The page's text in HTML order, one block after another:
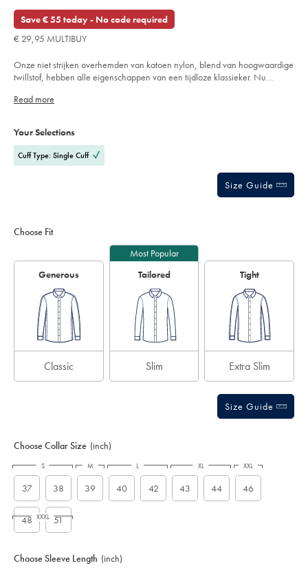
overhemd-
met-
ruitpatroon-
-
sourceCode=eurdefault
€
84,95
29,95
Save € 55 today - No code required
€ 29,95 MULTIBUY
Onze niet strijken overhemden van katoen nylon, blend van hoogwaardige
twillstof, hebben alle eigenschappen van een tijdloze klassieker. Nu
Read more
Actions
cart
Your Selections
Cuff Type: Single Cuff
Size Guide
Choose Fit
Generous
Classic
Most Popular
Tailored
Slim
Tight
Extra Slim
Size Guide
Choose Collar Size (inch)
37 38 39 40 42 43 44 46
48 51
S M L XL XXL
XXXL
Choose Sleeve Length (inch)